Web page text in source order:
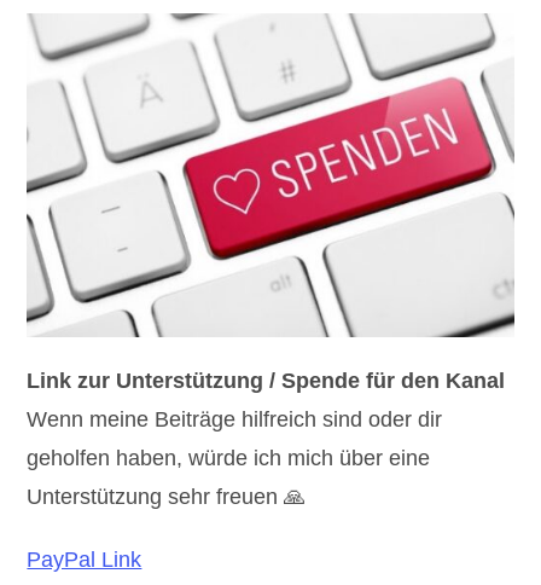
Link zur Unterstützung / Spende für den Kanal
Wenn meine Beiträge hilfreich sind oder dir
geholfen haben, würde ich mich über eine
Unterstützung sehr freuen 🙏
PayPal Link